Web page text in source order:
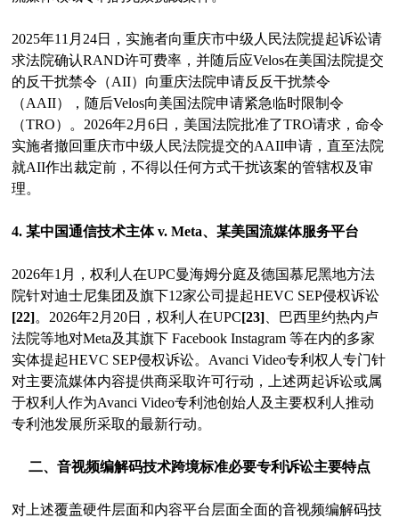
2025年11月24日，实施者向重庆市中级人民法院提起诉讼请
求法院确认RAND许可费率，并随后应Velos在美国法院提交
的反干扰禁令（AII）向重庆法院申请反反干扰禁令
（AAII），随后Velos向美国法院申请紧急临时限制令
（TRO）。2026年2月6日，美国法院批准了TRO请求，命令
实施者撤回重庆市中级人民法院提交的AAII申请，直至法院
就AII作出裁定前，不得以任何方式干扰该案的管辖权及审
理。
4. 某中国通信技术主体 v. Meta、某美国流媒体服务平台
2026年1月，权利人在UPC曼海姆分庭及德国慕尼黑地方法
院针对迪士尼集团及旗下12家公司提起HEVC SEP侵权诉讼
[22]。2026年2月20日，权利人在UPC[23] 、巴西里约热内卢
法院等地对Meta及其旗下 Facebook Instagram 等在内的多家
实体提起HEVC SEP侵权诉讼。Avanci Video专利权人专门针
对主要流媒体内容提供商采取许可行动，上述两起诉讼或属
于权利人作为Avanci Video专利池创始人及主要权利人推动
专利池发展所采取的最新行动。
二、音视频编解码技术跨境标准必要专利诉讼主要特点
对上述覆盖硬件层面和内容平台层面全面的音视频编解码技